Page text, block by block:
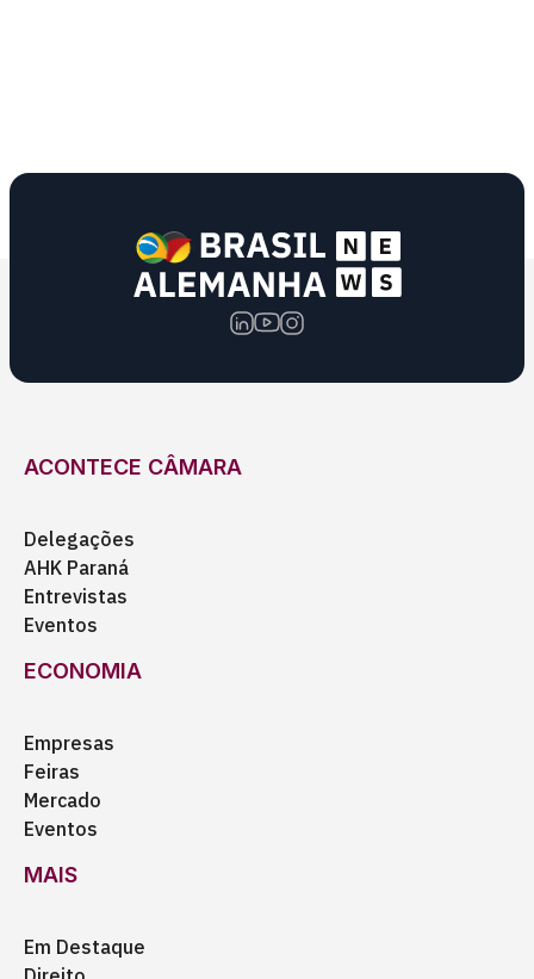
ACONTECE CÂMARA
Delegações
AHK Paraná
Entrevistas
Eventos
ECONOMIA
Empresas
Feiras
Mercado
Eventos
MAIS
Em Destaque